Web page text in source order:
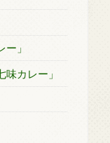
」
カレー」